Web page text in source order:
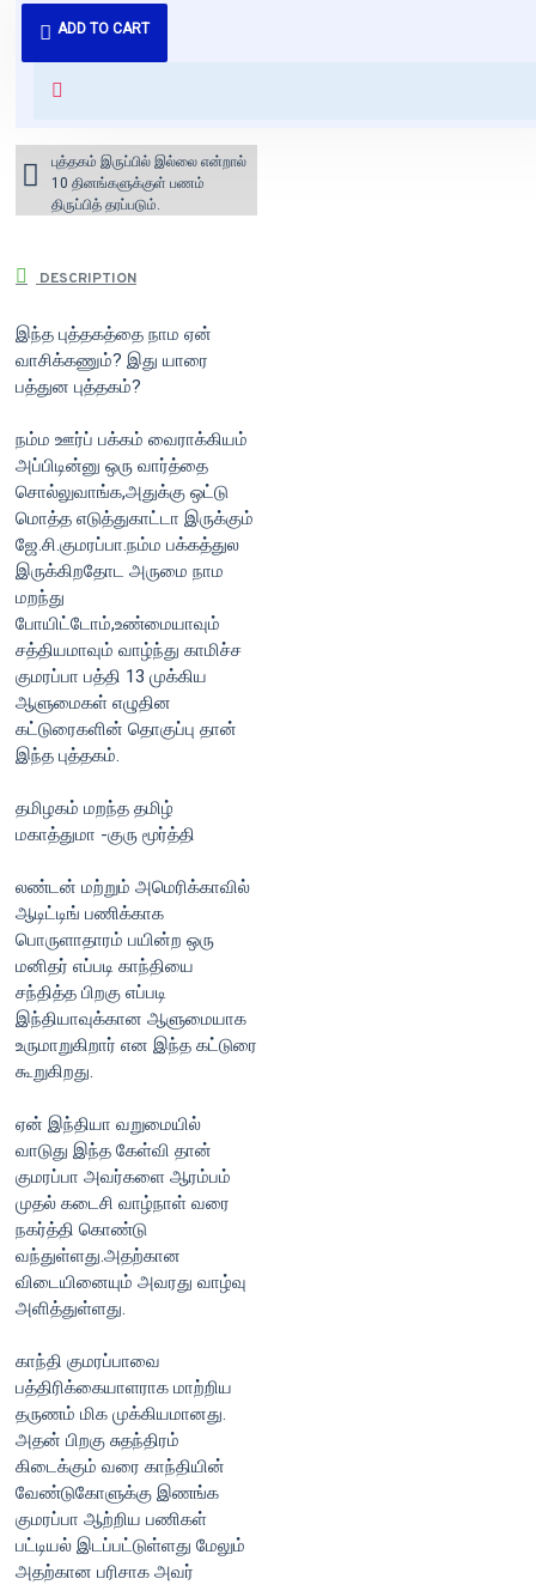
ADD TO CART
புத்தகம் 3 - 7 நாட்களில் அனுப்பி
வைக்கப்படும்.
for orders above ₹1000 within
புத்தகம் இருப்பில் இல்லை என்றால்
10 தினங்களுக்குள் பணம்
திருப்பித் தரப்படும்.
DESCRIPTION
இந்த புத்தகத்தை நாம ஏன்
வாசிக்கணும்? இது யாரை
பத்துன புத்தகம்?
நம்ம ஊர்ப் பக்கம் வைராக்கியம்
அப்பிடின்னு ஒரு வார்த்தை
சொல்லுவாங்க,அதுக்கு ஒட்டு
மொத்த எடுத்துகாட்டா இருக்கும்
ஜே.சி.குமரப்பா.நம்ம பக்கத்துல
இருக்கிறதோட அருமை நாம
மறந்து
போயிட்டோம்,உண்மையாவும்
சத்தியமாவும் வாழ்ந்து காமிச்ச
குமரப்பா பத்தி 13 முக்கிய
ஆளுமைகள் எழுதின
கட்டுரைகளின் தொகுப்பு தான்
இந்த புத்தகம்.
தமிழகம் மறந்த தமிழ்
மகாத்துமா -குரு மூர்த்தி
லண்டன் மற்றும் அமெரிக்காவில்
ஆடிட்டிங் பணிக்காக
பொருளாதாரம் பயின்ற ஒரு
மனிதர் எப்படி காந்தியை
சந்தித்த பிறகு எப்படி
இந்தியாவுக்கான ஆளுமையாக
உருமாறுகிறார் என இந்த கட்டுரை
கூறுகிறது.
ஏன் இந்தியா வறுமையில்
வாடுது இந்த கேள்வி தான்
குமரப்பா அவர்களை ஆரம்பம்
முதல் கடைசி வாழ்நாள் வரை
நகர்த்தி கொண்டு
வந்துள்ளது.அதற்கான
விடையினையும் அவரது வாழ்வு
அளித்துள்ளது.
காந்தி குமரப்பாவை
பத்திரிக்கையாளராக மாற்றிய
தருணம் மிக முக்கியமானது.
அதன் பிறகு சுதந்திரம்
கிடைக்கும் வரை காந்தியின்
வேண்டுகோளுக்கு இணங்க
குமரப்பா ஆற்றிய பணிகள்
பட்டியல் இடப்பட்டுள்ளது மேலும்
அதற்கான பரிசாக அவர்